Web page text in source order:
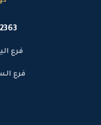
فرع
فرع